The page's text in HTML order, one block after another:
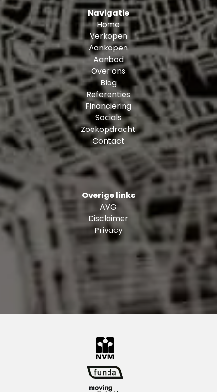
Navigatie
Home
Verkopen
Aankopen
Aanbod
Over ons
Blog
Referenties
Financiering
Socials
Zoekopdracht
Contact
Overige links
AVG
Disclaimer
Privacy